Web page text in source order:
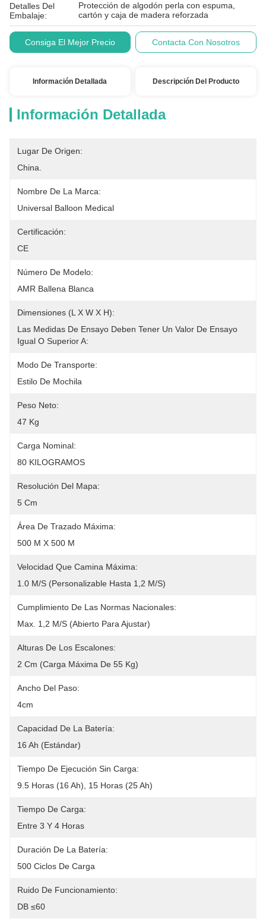
Detalles Del
Embalaje:
Protección de algodón perla con espuma,
cartón y caja de madera reforzada
Condiciones De
Pago:Consiga El Mejor Precio Contacta Con Nosotros
Información Detallada Descripción Del Producto
Información Detallada
Lugar De Origen:
China.
Nombre De La Marca:
Universal Balloon Medical
Certificación:
CE
Número De Modelo:
AMR Ballena Blanca
Dimensiones (L X W X H):
Las Medidas De Ensayo Deben Tener Un Valor De Ensayo
Igual O Superior A:
Modo De Transporte:
Estilo De Mochila
Peso Neto:
47 Kg
Carga Nominal:
80 KILOGRAMOS
Resolución Del Mapa:
5 Cm
Área De Trazado Máxima:
500 M X 500 M
Velocidad Que Camina Máxima:
1.0 M/s (personalizable Hasta 1,2 M/s)
Cumplimiento De Las Normas Nacionales:
Max. 1,2 M/s (abierto Para Ajustar)
Alturas De Los Escalones:
2 Cm (carga Máxima De 55 Kg)
Ancho Del Paso:
4cm
Capacidad De La Batería:
16 Ah (Estándar)
Tiempo De Ejecución Sin Carga:
9.5 Horas (16 Ah), 15 Horas (25 Ah)
Tiempo De Carga:
Entre 3 Y 4 Horas
Duración De La Batería:
500 Ciclos De Carga
Ruido De Funcionamiento:
DB ≤60